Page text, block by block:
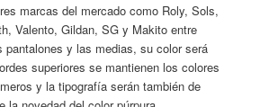
marcas del mercado como Roly, Sols,
Valento, Gildan, SG y Makito entre
pantalones y las medias, su color será
superiores se mantienen los colores
y la tipografía serán también de